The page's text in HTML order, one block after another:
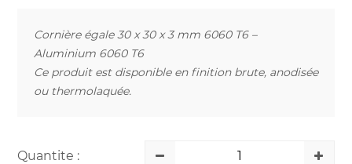
Cornière égale 30 x 30 x 3 mm 6060 T6 –
Aluminium 6060 T6
Ce produit est disponible en finition brute, anodisée
ou thermolaquée.
Quantite :